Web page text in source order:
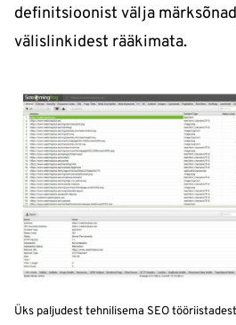
definitsioonist välja
välislinkidest rääkimata.
Üks paljudest tehnilisema SEO tööriistadest